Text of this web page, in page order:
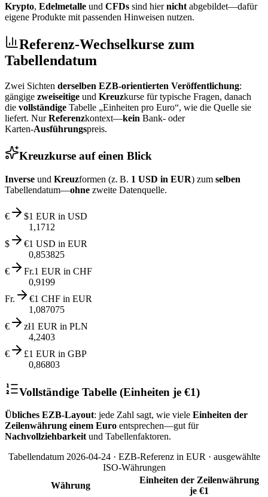
Krypto, Edelmetalle und CFDs sind hiernicht abgebildet—dafür
eigene Produkte mit passenden Hinweisen nutzen.
Referenz‑Wechselkurse zum
Tabellendatum
Zwei Sichten derselben EZB‑orientierten Veröffentlichung:
gängige zweiseitige und Kreuzkurse für typische Fragen, danach
die vollständige Tabelle „Einheiten pro Euro“, wie die Quelle sie
liefert. NurReferenzkontext—kein Bank‑ oder
Karten‑Ausführungspreis.
Kreuzkurse auf einen Blick
Inverse und Kreuzformen (z. B. 1 USD in EUR) zum selben
Tabellendatum—ohne zweite Datenquelle.
€ $1 EUR in USD
1,1712
$
€1 USD in EUR
0,853825
€
Fr.1 EUR in CHF
0,9199
Fr.
€1 CHF in EUR
1,087075
€
zł1 EUR in PLN
4,2403
€
£1 EUR in GBP
0,86803
Vollständige Tabelle (Einheiten je €1)
Übliches EZB‑Layout: jede Zahl sagt, wie viele Einheiten der
Zeilenwährung einem Euro entsprechen—gut für
Nachvollziehbarkeit und Tabellenfaktoren.
Tabellendatum 2026-04-24 · EZB‑Referenz in EUR · ausgewählte
ISO‑Währungen
Währung
Einheiten der Zeilenwährung
je €1